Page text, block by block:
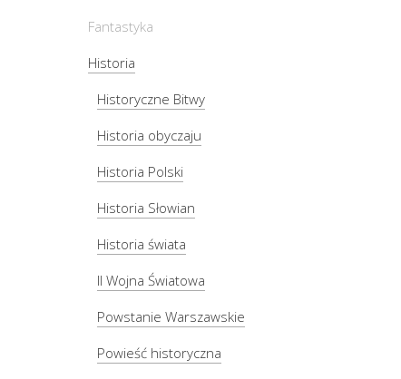
Fantastyka
Historia
Historyczne Bitwy
Historia obyczaju
Historia Polski
Historia Słowian
Historia świata
II Wojna Światowa
Powstanie Warszawskie
Powieść historyczna